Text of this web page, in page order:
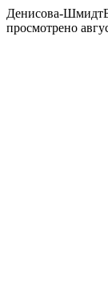
Денисова-
просмотрено